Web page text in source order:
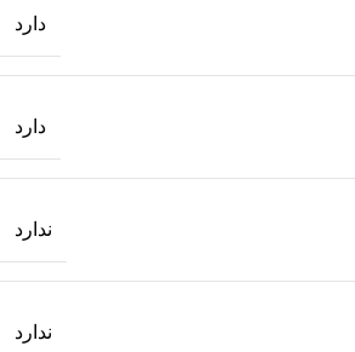
دارد
دارد
ندارد
ندارد